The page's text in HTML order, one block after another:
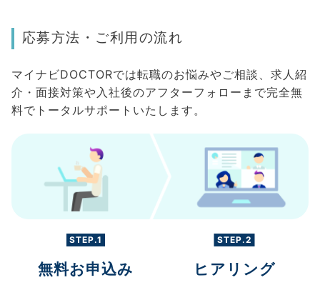
応募方法・ご利用の流れ
マイナビDOCTORでは転職のお悩みやご相談、求人紹
介・面接対策や入社後のアフターフォローまで完全無
料でトータルサポートいたします。
STEP.1
無料お申込み
STEP.2
ヒアリング